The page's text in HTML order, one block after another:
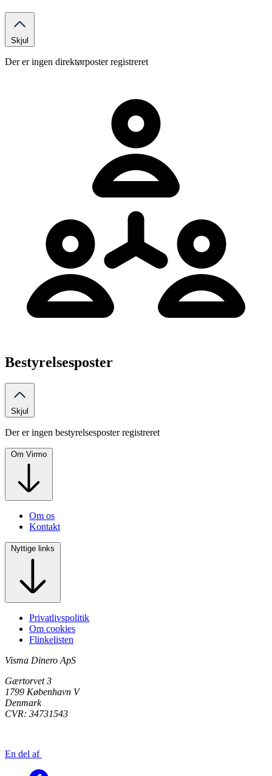
Skjul
Der er ingen direktørposter registreret
Bestyrelsesposter
Skjul
Der er ingen bestyrelsesposter registreret
Om Virmo
Om os
Kontakt
Nyttige links
Privatlivspolitik
Om cookies
Flinkelisten
Visma Dinero ApS
Gærtorvet 3
1799 København V
Denmark
CVR: 34731543
En del af